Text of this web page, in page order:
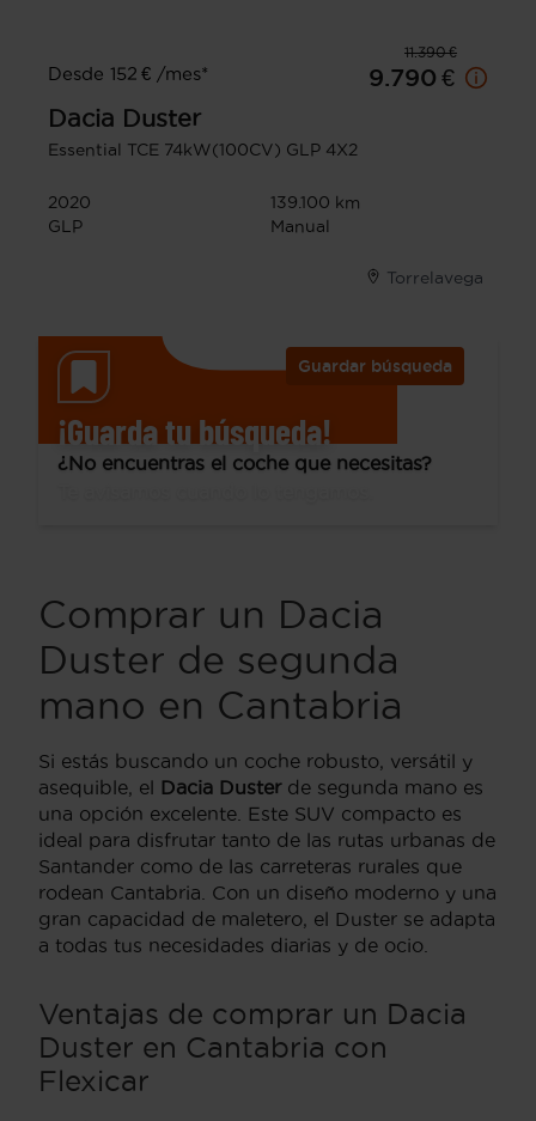
11.390 €
Desde 152 € /mes*
9.790 €
Dacia Duster
Essential TCE 74kW(100CV) GLP 4X2
2020
139.100 km
GLP
Manual
Torrelavega
Guardar búsqueda
¡Guarda tu búsqueda!
¿No encuentras el coche que necesitas?
Comprar un Dacia
Duster de segunda
mano en Cantabria
Si estás buscando un coche robusto, versátil y
asequible, el Dacia Dusterde segunda mano es
una opción excelente. Este SUV compacto es
ideal para disfrutar tanto de las rutas urbanas de
Santander como de las carreteras rurales que
rodean Cantabria. Con un diseño moderno y una
gran capacidad de maletero, el Duster se adapta
a todas tus necesidades diarias y de ocio.
Ventajas de comprar un Dacia
Duster en Cantabria con
Flexicar